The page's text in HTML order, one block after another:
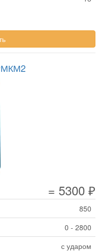
= 5300 ₽
850
0 - 2800
с ударом